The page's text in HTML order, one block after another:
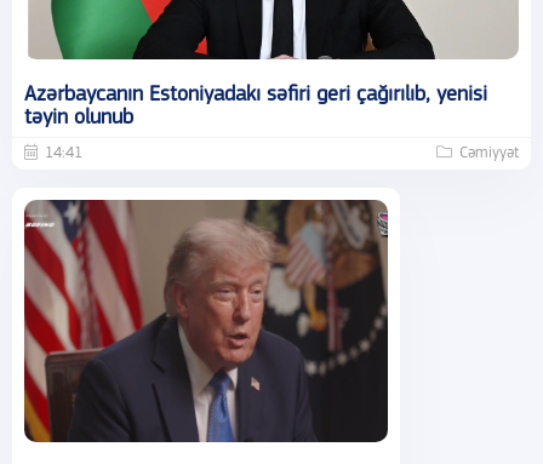
Azərbaycanın Estoniyadakı səfiri geri çağırılıb, yenisi
təyin olunub
14:41 Cəmiyyət